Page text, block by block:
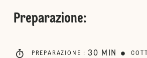
Preparazione:
PREPARAZIONE : 30 MIN